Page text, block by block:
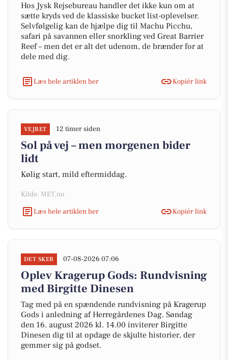
Hos Jysk Rejsebureau handler det ikke kun om at
sætte kryds ved de klassiske bucket list-oplevelser.
Selvfølgelig kan de hjælpe dig til Machu Picchu,
safari på savannen eller snorkling ved Great Barrier
Reef – men det er alt det udenom, de brænder for at
dele med dig.
Læs hele artiklen her Kopiér link
VEJRET 12 timer siden
Sol på vej – men morgenen bider
lidt
Kølig start, mild eftermiddag.
Kilde: MET.no
Læs hele artiklen her
Kopiér link
DET SKER 07-08-2026 07:06
Oplev Kragerup Gods: Rundvisning
med Birgitte Dinesen
Tag med på en spændende rundvisning på Kragerup
Gods i anledning af Herregårdenes Dag. Søndag
den 16. august 2026 kl. 14.00 inviterer Birgitte
Dinesen dig til at opdage de skjulte historier, der
gemmer sig på godset.